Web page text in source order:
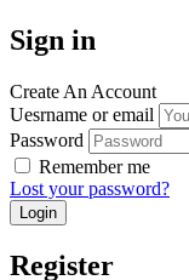
Sign in
Create An Account
Uesrname or email
Password
Remember me
Lost your password?
Register